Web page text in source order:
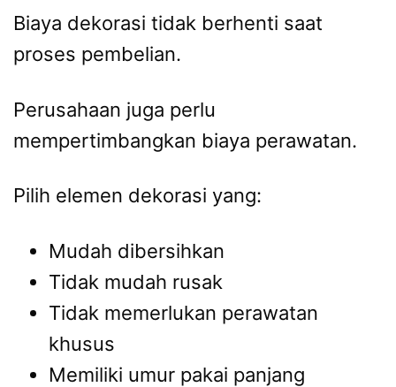
Biaya dekorasi tidak berhenti saat
proses pembelian.
Perusahaan juga perlu
mempertimbangkan biaya perawatan.
Pilih elemen dekorasi yang:
Mudah dibersihkan
Tidak mudah rusak
Tidak memerlukan perawatan
khusus
Memiliki umur pakai panjang